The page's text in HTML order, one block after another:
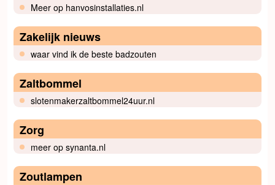
Meer op hanvosinstallaties.nl
Zakelijk nieuws
waar vind ik de beste badzouten
Zaltbommel
slotenmakerzaltbommel24uur.nl
Zorg
meer op synanta.nl
Zoutlampen